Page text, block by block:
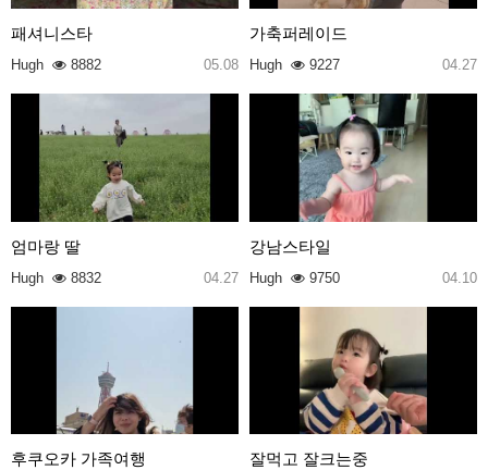
패셔니스타
Hugh 8882 05.08
가축퍼레이드
Hugh 9227 04.27
엄마랑 딸
Hugh 8832 04.27
강남스타일
Hugh 9750 04.10
후쿠오카 가족여행 잘먹고 잘크는중